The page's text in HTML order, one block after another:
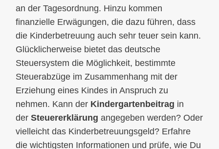
an der Tagesordnung. Hinzu kommen
finanzielle Erwägungen, die dazu führen, dass
die Kinderbetreuung auch sehr teuer sein kann.
Glücklicherweise bietet das deutsche
Steuersystem die Möglichkeit, bestimmte
Steuerabzüge im Zusammenhang mit der
Erziehung eines Kindes in Anspruch zu
nehmen. Kann der Kindergartenbeitrag in
der Steuererklärung angegeben werden? Oder
vielleicht das Kinderbetreuungsgeld? Erfahre
die wichtigsten Informationen und prüfe, wie Du